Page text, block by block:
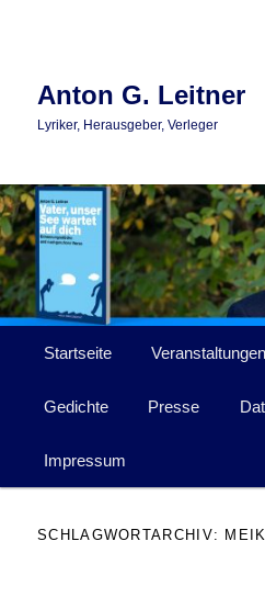
Anton G. Leitner
Lyriker, Herausgeber, Verleger
Startseite Veranstaltungen
Gedichte Presse
Impressum
SCHLAGWORTARCHIV: